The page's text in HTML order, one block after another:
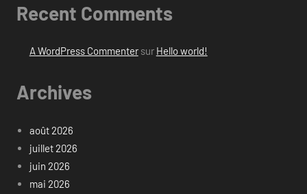
Recent Comments
A WordPress Commentersur Hello world!
Archives
août 2026
juillet 2026
juin 2026
mai 2026